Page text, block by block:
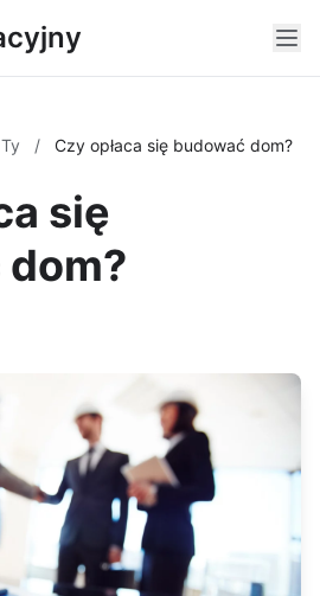
/ Czy opłaca się budować dom?
się